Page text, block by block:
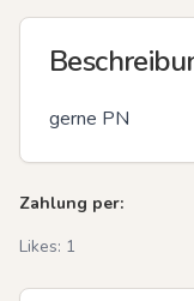
gerne PN
Zahlung per:
Likes: 1